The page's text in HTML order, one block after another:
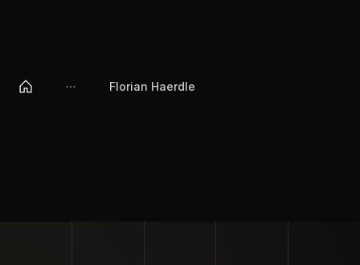
Florian Haerdle